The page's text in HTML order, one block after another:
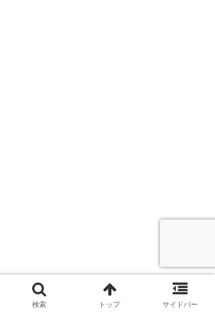
検索 トップ サイドバー